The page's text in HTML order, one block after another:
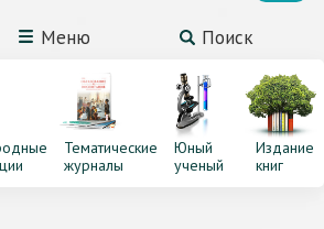
Меню Поиск
Тематические
журналы
Юный
ученый
Издание
книг